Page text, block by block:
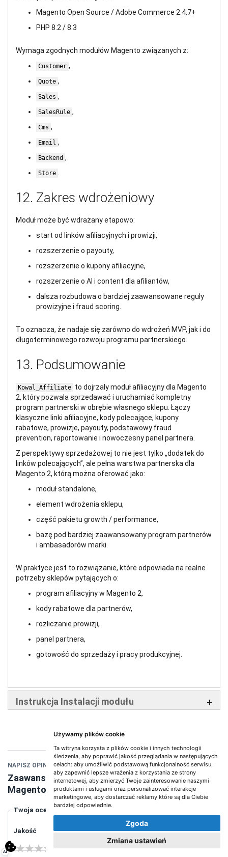
Używamy plików cookie
Ta witryna korzysta z plików cookie i innych technologii
śledzenia, aby poprawić jakość przeglądania w następujących
celach: aby umożliwić podstawową funkcjonalność serwisu,
aby zapewnić lepsze wrażenia z korzystania ze strony
internetowej aby zmierzyć Twoje zainteresowanie naszymi
produktami i usługami oraz personalizować interakcje
marketingowe, aby dostarczać reklamy które są dla Ciebie
bardziej odpowiednie.
Zgoda
Zmiana ustawień
Magento Open Source / Adobe Commerce 2.4.7+
PHP 8.2 / 8.3
Wymaga zgodnych modułów Magento związanych z:
Customer ,
Quote ,
Sales ,
SalesRule ,
Cms ,
Email ,
Backend ,
Store
12. Zakres wdrożeniowy
Moduł może być wdrażany etapowo:
start od linków afiliacyjnych i prowizji,
rozszerzenie o payouty,
rozszerzenie o kupony afiliacyjne,
rozszerzenie o AI i content dla afiliantów,
dalsza rozbudowa o bardziej zaawansowane reguły
prowizyjne i fraud scoring.
To oznacza, że nadaje się zarówno do wdrożeń MVP, jak i do
długoterminowego rozwoju programu partnerskiego.
13. Podsumowanie
Kowal_Affiliate to dojrzały moduł afiliacyjny dla Magento
2, który pozwala sprzedawać i uruchamiać kompletny
program partnerski w obrębie własnego sklepu. Łączy
klasyczne linki afiliacyjne, kody polecające, kupony
rabatowe, prowizje, payouty, podstawowy fraud
prevention, raportowanie i nowoczesny panel partnera.
Z perspektywy sprzedażowej to nie jest tylko „dodatek do
linków polecających”, ale pełna warstwa partnerska dla
Magento 2, którą można oferować jako:
moduł standalone,
element wdrożenia sklepu,
część pakietu growth / performance,
bazę pod bardziej zaawansowany program partnerów
i ambasadorów marki.
W praktyce jest to rozwiązanie, które odpowiada na realne
potrzeby sklepów pytających o:
program afiliacyjny w Magento 2,
kody rabatowe dla partnerów,
rozliczanie prowizji,
panel partnera,
gotowość do sprzedaży i pracy produkcyjnej.
Instrukcja Instalacji modułu
NAPISZ OPINIĘ O PRODUKCIE:
Zaawansowany Moduł Afiliacyjny (Affiliate) dla
Magento 2
Twoja ocena
Jakość
1 star2 stars3 stars
AI